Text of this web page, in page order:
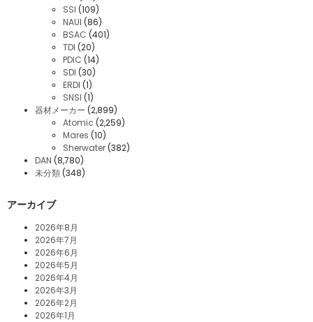
SSI (109)
NAUI (86)
BSAC (401)
TDI (20)
PDIC (14)
SDI (30)
ERDI (1)
SNSI (1)
器材メーカー (2,899)
Atomic (2,259)
Mares (10)
Sherwater (382)
DAN (8,780)
未分類 (348)
アーカイブ
2026年8月
2026年7月
2026年6月
2026年5月
2026年4月
2026年3月
2026年2月
2026年1月